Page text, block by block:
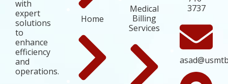
with
expert
solutions
to
enhance
efficiency
and
operations.
Home
Medical
Billing
Services
3737